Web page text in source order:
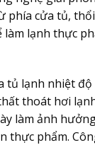
phía cửa tủ,
làm lạnh thực
tủ lạnh nhiệt
thoát hơi
làm ảnh
thực phẩm.